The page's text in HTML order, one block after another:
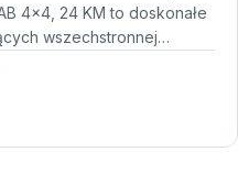
4×4, 24 KM to doskonałe
wszechstronnej